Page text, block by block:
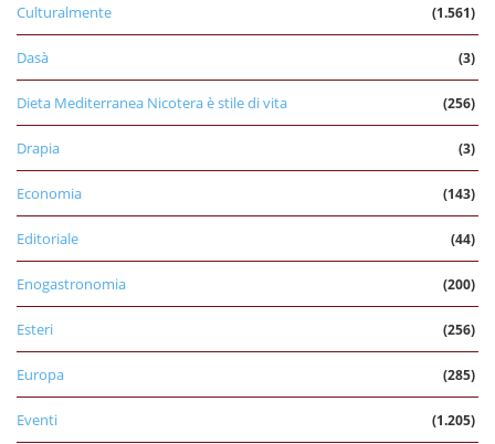
Culturalmente (1.561)
Dasà (3)
Dieta Mediterranea Nicotera è stile di vita (256)
Drapia (3)
Economia (143)
Editoriale (44)
Enogastronomia (200)
Esteri (256)
Europa (285)
Eventi (1.205)